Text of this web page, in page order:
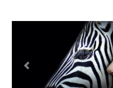
前へ